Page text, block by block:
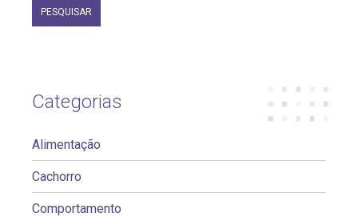
Categorias
Alimentação
Cachorro
Comportamento